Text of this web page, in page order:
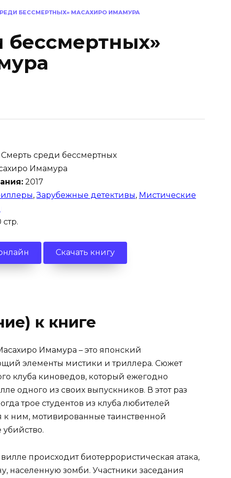
БЕССМЕРТНЫХ» МАСАХИРО ИМАМУРА
бессмертных»
Смерть среди бессмертных
Имамура
2017
,Зарубежные детективы, Мистические
Скачать книгу
к книге
Имамура – это японский
элементы мистики и триллера. Сюжет
клуба киноведов, который ежегодно
одного из своих выпускников. В этот раз
трое студентов из клуба любителей
ним, мотивированные таинственной
происходит биотеррористическая атака,
населенную зомби. Участники заседания